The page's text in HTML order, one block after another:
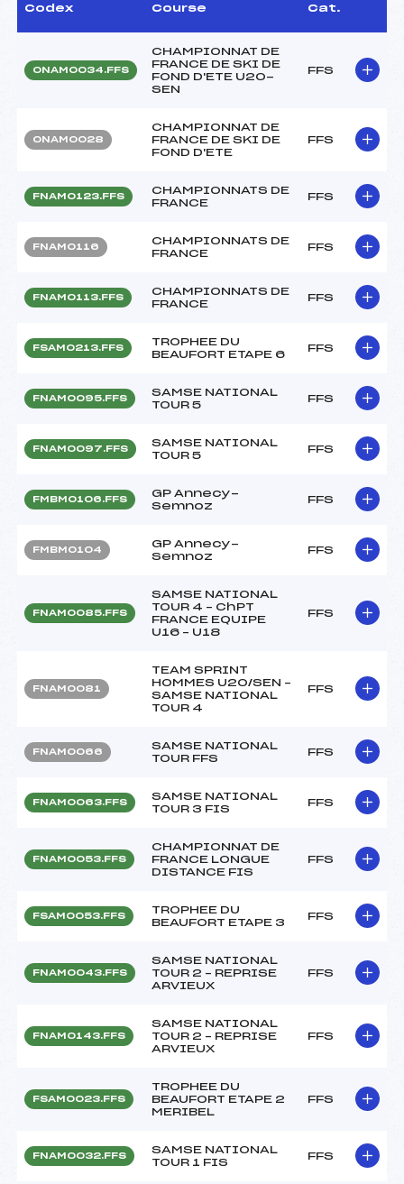
Codex Course Cat.
ONAM0034.FFS
CHAMPIONNAT DE
FRANCE DE SKI DE
FOND D'ETE U20-
SEN
FFS
ONAM0028
CHAMPIONNAT DE
FRANCE DE SKI DE
FOND D'ETE
FFS
FNAM0123.FFS
CHAMPIONNATS DE
FRANCE
FFS
FNAM0116
CHAMPIONNATS DE
FRANCE
FFS
FNAM0113.FFS
CHAMPIONNATS DE
FRANCE
FFS
FSAM0213.FFS
TROPHEE DU
BEAUFORT ETAPE 6
FFS
FNAM0095.FFS
SAMSE NATIONAL
TOUR 5
FFS
FNAM0097.FFS
SAMSE NATIONAL
TOUR 5
FFS
FMBM0106.FFS
GP Annecy-
Semnoz
FFS
FMBM0104
GP Annecy-
Semnoz
FFS
FNAM0085.FFS
SAMSE NATIONAL
TOUR 4 – ChPT
FRANCE EQUIPE
U16 – U18
FFS
FNAM0081
TEAM SPRINT
HOMMES U20/SEN –
SAMSE NATIONAL
TOUR 4
FFS
FNAM0066
SAMSE NATIONAL
TOUR FFS
FFS
FNAM0063.FFS
SAMSE NATIONAL
TOUR 3 FIS
FFS
FNAM0053.FFS
CHAMPIONNAT DE
FRANCE LONGUE
DISTANCE FIS
FFS
FSAM0053.FFS
TROPHEE DU
BEAUFORT ETAPE 3
FFS
FNAM0043.FFS
SAMSE NATIONAL
TOUR 2 – REPRISE
ARVIEUX
FFS
FNAM0143.FFS
SAMSE NATIONAL
TOUR 2 – REPRISE
ARVIEUX
FFS
FSAM0023.FFS
TROPHEE DU
BEAUFORT ETAPE 2
MERIBEL
FFS
FNAM0032.FFS
SAMSE NATIONAL
TOUR 1 FIS
FFS